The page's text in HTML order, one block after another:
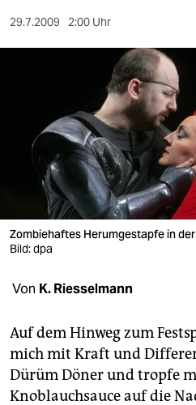
sport
wahrheit
verlag
veranstaltungen
fragen & hilfe
unterstützen
abo
genossenschaft
29.7.2009 2:00 Uhr
Zombiehaftes Herumgestapfe in
Bild: dpa
Von K. Riesselmann
Auf dem Hinweg zum
mich mit Kraft und
Dürüm Döner und tropfe
Knoblauchsauce auf die